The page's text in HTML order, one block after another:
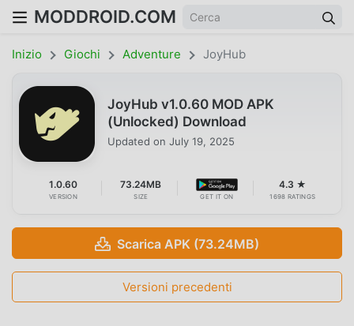
MODDROID.COM
Inizio Giochi Adventure JoyHub
JoyHub v1.0.60 MOD APK
(Unlocked) Download
Updated on July 19, 2025
1.0.60
VERSION
73.24MB
SIZE GET IT ON
4.3 ★
1698 RATINGS
Scarica APK (73.24MB)
Versioni precedenti